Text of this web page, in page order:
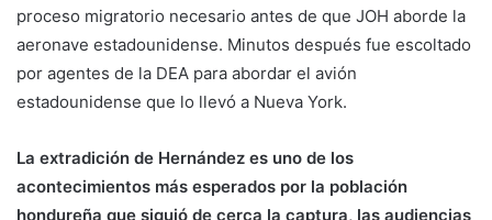
proceso migratorio necesario antes de que JOH aborde la
aeronave estadounidense. Minutos después fue escoltado
por agentes de la DEA para abordar el avión
estadounidense que lo llevó a Nueva York.
La extradición de Hernández es uno de los
acontecimientos más esperados por la población
hondureña que siguió de cerca la captura, las audiencias